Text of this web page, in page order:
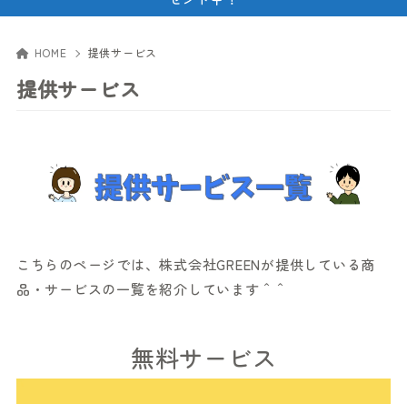
HOME 提供サービス
提供サービス
こちらのページでは、株式会社GREENが提供している商
品・サービスの一覧を紹介しています＾＾
無料サービス